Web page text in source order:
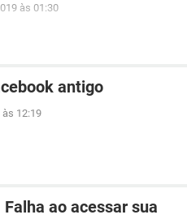
às 01:30
antigo
às 12:19
ao acessar sua